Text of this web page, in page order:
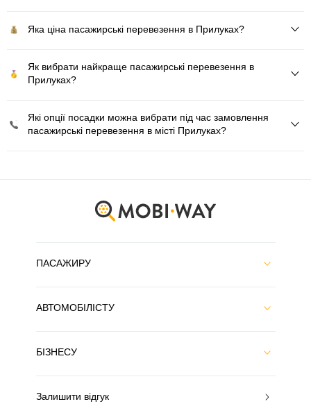
Яка ціна пасажирські перевезення в Прилуках?
Як вибрати найкраще пасажирські перевезення в
Прилуках?
Які опції посадки можна вибрати під час замовлення
пасажирські перевезення в місті Прилуках?
ПАСАЖИРУ
АВТОМОБІЛІСТУ
БІЗНЕСУ
Залишити відгук